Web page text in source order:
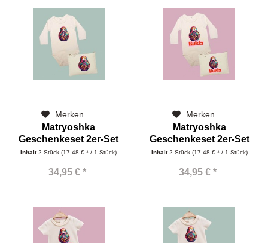
Merken
Matryoshka
Geschenkeset 2er-Set
mit Tasche und...
Inhalt2 Stück(17,48 € * / 1 Stück)
34,95 € *
Merken
Matryoshka
Geschenkeset 2er-Set
mit Tasche und...
Inhalt2 Stück (17,48 € * / 1 Stück)
34,95 € *